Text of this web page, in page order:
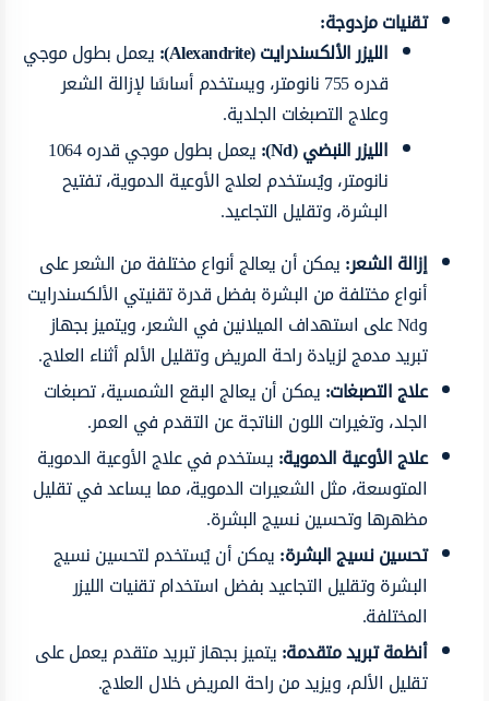
تقنيات مزدوجة:
الليزر الألكسندرايت (Alexandrite):
يعمل بطول موجي
قدره 755 نانومتر، ويستخدم أساسًا لإزالة الشعر
وعلاج التصبغات الجلدية.
الليزر النبضي (Nd
):
يعمل بطول موجي قدره 1064
نانومتر، ويُستخدم لعلاج الأوعية الدموية، تفتيح
البشرة، وتقليل التجاعيد.
إزالة الشعر:يمكن أن يعالج أنواع مختلفة من الشعر على
أنواع مختلفة من البشرة بفضل قدرة تقنيتي الألكسندرايت
وNd على استهداف الميلانين في الشعر، ويتميز بجهاز
تبريد مدمج لزيادة راحة المريض وتقليل الألم أثناء العلاج.
علاج التصبغات:يمكن أن يعالج البقع الشمسية، تصبغات
الجلد، وتغيرات اللون الناتجة عن التقدم في العمر.
علاج الأوعية الدموية:يستخدم في علاج الأوعية الدموية
المتوسعة، مثل الشعيرات الدموية، مما يساعد في تقليل
مظهرها وتحسين نسيج البشرة.
تحسين نسيج البشرة:يمكن أن يُستخدم لتحسين نسيج
البشرة وتقليل التجاعيد بفضل استخدام تقنيات الليزر
المختلفة.
أنظمة تبريد متقدمة:يتميز بجهاز تبريد متقدم يعمل على
تقليل الألم، ويزيد من راحة المريض خلال العلاج.